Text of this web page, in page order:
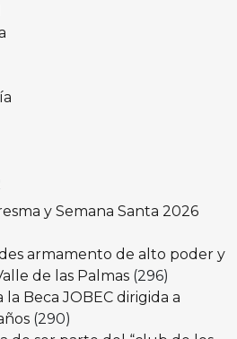
y Semana Santa 2026
armamento de alto poder y
de las Palmas (296)
Beca JOBEC dirigida a
(290)